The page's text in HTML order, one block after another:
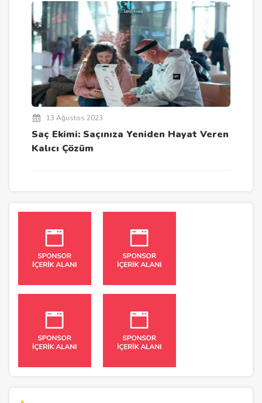
13 Ağustos 2023
Saç Ekimi: Saçınıza Yeniden Hayat Veren
Kalıcı Çözüm